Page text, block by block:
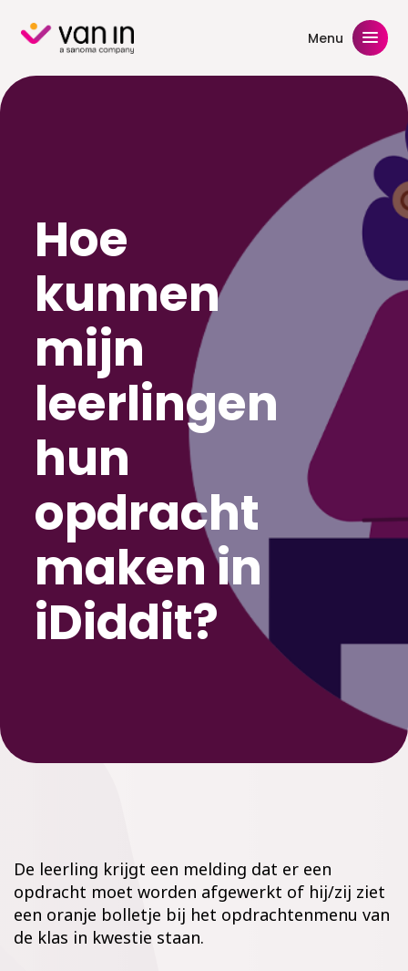
content Menu
Hoe
kunnen
mijn
leerlingen
hun
opdracht
maken in
iDiddit?
De leerling krijgt een melding dat er een
opdracht moet worden afgewerkt of hij/zij ziet
een oranje bolletje bij het opdrachtenmenu van
de klas in kwestie staan.